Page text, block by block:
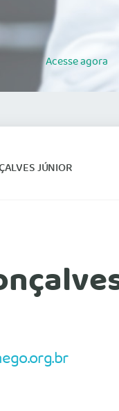
Acesseagora
JÚNIOR